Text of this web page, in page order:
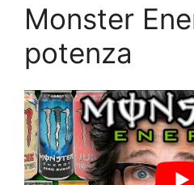
Monster
potenza